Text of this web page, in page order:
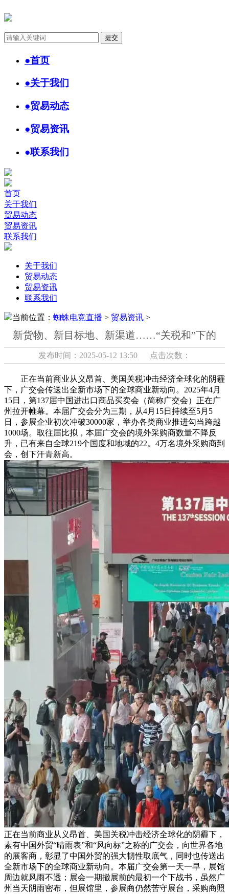
●首页
●关于我们
●贸易动态
●贸易资讯
●联系我们
首页
关于我们
贸易动态
贸易资讯
联系我们
关于我们
贸易动态
贸易资讯
联系我们
当前位置： 蜘蛛电竞直播 > 贸易资讯 >
新货物、新目标地、新渠道……“关税和”下的
发布时间：2025-05-12 13:50 点击次数：
正在当前商业从义昂首、美国关税冲击经济全球化的阴霾
下，广交会传送出全新市场下的全球商业新动向。2025年4月
15日，第137届中国进出口商品买卖会（简称广交会）正在广
州拉开帷幕。本届广交会分为三期，从4月15日持续至5月5
日，参展企业初次冲破30000家，举办各类商业推进勾当跨越
1000场。取往届比拟，本届广交会的境外采购商数量不降反
升，已有来自全球219个国度和地域的22。4万名境外采购商到
会，创下汗青新高。
正在当前商业从义昂首、美国关税冲击经济全球化的阴霾下，
素有中国外贸“晴雨表”和“风向标”之称的广交会，向世界各地
的展客商，彰显了中国外贸的强大韧性取底气，同时也传送出
全新市场下的全球商业新动向。本届广交会第一天一早，展馆
周边就风雨不透；展会一期撤展前的最初一个下战书，虽然广
州当天阴雨密布，但展馆里，参展商仍然苦守展台，采购商照